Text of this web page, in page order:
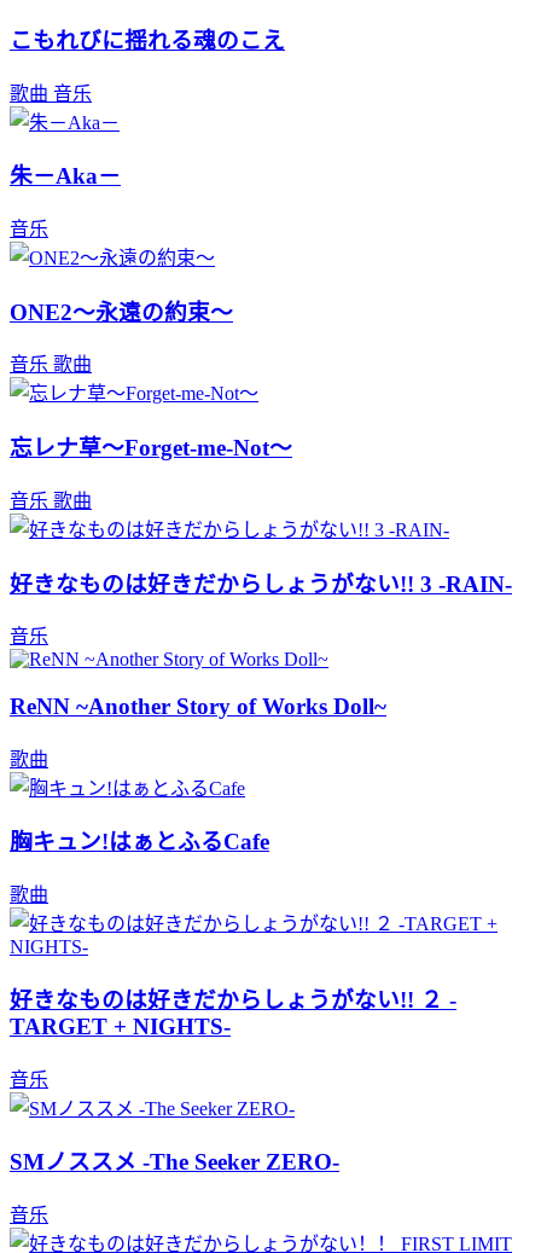
こもれびに揺れる魂のこえ
歌曲 音乐
朱－Aka－
音乐
ONE2～永遠の約束～
音乐 歌曲
忘レナ草～Forget-me-Not～
音乐 歌曲
好きなものは好きだからしょうがない!! 3 -RAIN-
音乐
ReNN ~Another Story of Works Doll~
歌曲
胸キュン!はぁとふるCafe
歌曲
好きなものは好きだからしょうがない!! ２ -
TARGET + NIGHTS-
音乐
SMノススメ -The Seeker ZERO-
音乐